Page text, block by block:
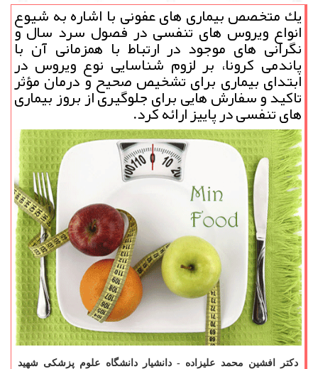
یك متخصص بیماری های عفونی با اشاره به شیوع
انواع ویروس های تنفسی در فصول سرد سال و
نگرانی های موجود در ارتباط با همزمانی آن با
پاندمی كرونا، بر لزوم شناسایی نوع ویروس در
ابتدای بیماری برای تشخیص صحیح و درمان مؤثر
تاكید و سفارش هایی برای جلوگیری از بروز بیماری
های تنفسی در پاییز ارائه كرد.
دکتر افشین محمد علیزاده - دانشیار دانشگاه علوم پزشکی شهید